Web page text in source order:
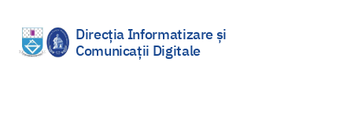
Direcția Informatizare și
Comunicații Digitale